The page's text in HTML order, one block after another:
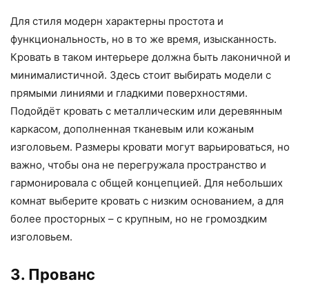
Для стиля модерн характерны простота и
функциональность, но в то же время, изысканность.
Кровать в таком интерьере должна быть лаконичной и
минималистичной. Здесь стоит выбирать модели с
прямыми линиями и гладкими поверхностями.
Подойдёт кровать с металлическим или деревянным
каркасом, дополненная тканевым или кожаным
изголовьем. Размеры кровати могут варьироваться, но
важно, чтобы она не перегружала пространство и
гармонировала с общей концепцией. Для небольших
комнат выберите кровать с низким основанием, а для
более просторных – с крупным, но не громоздким
изголовьем.
3. Прованс